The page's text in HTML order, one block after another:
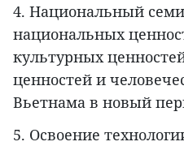
4. Национальный
национальных
культурных
ценностей и
Вьетнама в новый
5. Освоение